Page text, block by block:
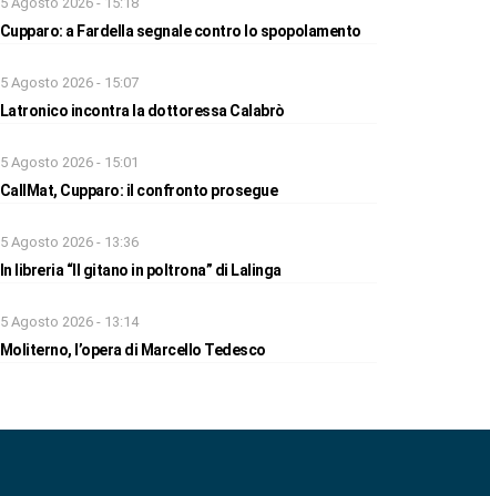
Cupparo: a Fardella segnale contro lo spopolamento
5 Agosto 2026 - 15:07
Latronico incontra la dottoressa Calabrò
5 Agosto 2026 - 15:01
CallMat, Cupparo: il confronto prosegue
5 Agosto 2026 - 13:36
In libreria “Il gitano in poltrona” di Lalinga
5 Agosto 2026 - 13:14
Moliterno, l’opera di Marcello Tedesco